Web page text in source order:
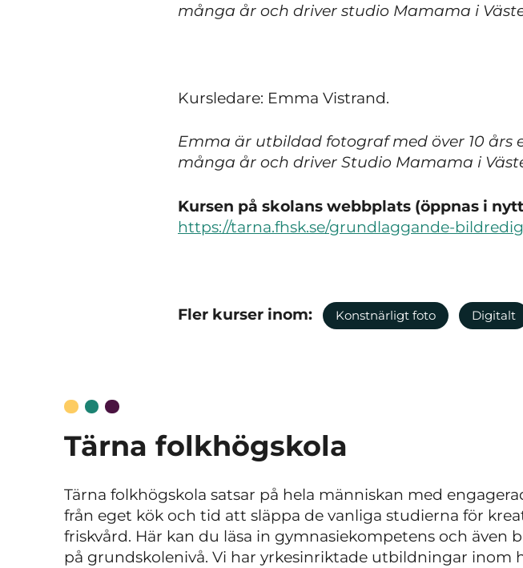
många år och driver studio Mamama i
Kursledare: Emma Vistrand.
Emma är utbildad fotograf med över 10
många år och driver Studio Mamama i
Kursen på skolans webbplats (öppnas i
https://tarna.fhsk.se/grundlaggande-
Fler kurser inom: Konstnärligt foto Digitalt
Tärna folkhögskola
Tärna folkhögskola satsar på hela människan med
från eget kök och tid att släppa de vanliga studierna för
friskvård. Här kan du läsa in gymnasiekompetens och även
på grundskolenivå. Vi har yrkesinriktade utbildningar inom